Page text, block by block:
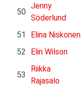
50
Jenny
Söderlund
51 Elina Niskonen
52
Elin Wilson
53
Riikka
Rajasalo